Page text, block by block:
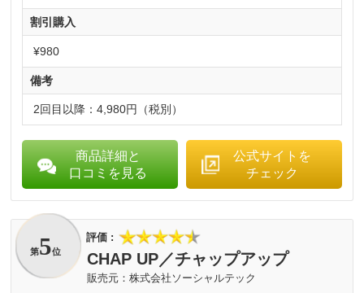
割引購入
¥980
備考
2回目以降：4,980円（税別）
商品詳細と
口コミを見る
公式サイトを
チェック
第5位 CHAP UP／チャップアップ
株式会社ソーシャルテック